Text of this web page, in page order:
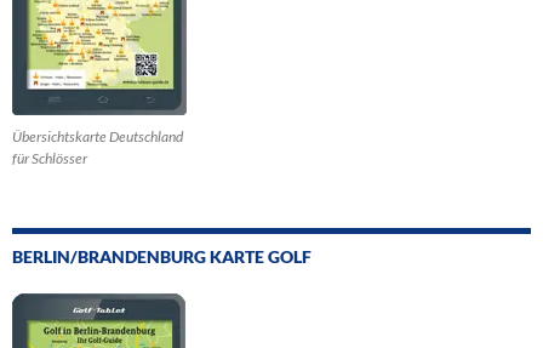
Übersichtskarte Deutschland
für Schlösser
BERLIN/BRANDENBURG KARTE GOLF